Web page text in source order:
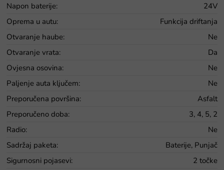
Napon baterije:
24V
Oprema u autu:
Funkcija driftanja
Otvaranje haube:
Ne
Otvaranje vrata:
Da
Ovjesna osovina:
Ne
Paljenje auta ključem:
Ne
Preporučena površina:
Asfalt
Preporučeno doba:
3, 4, 5, 2
Radio:
Ne
Sadržaj paketa:
Baterije, Punjač
Sigurnosni pojasevi:
2 točke